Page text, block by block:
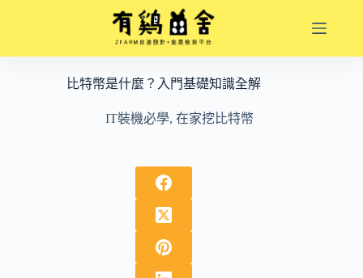
比特幣是什麼？入門基礎知識全解
IT裝機必學,在家挖比特幣